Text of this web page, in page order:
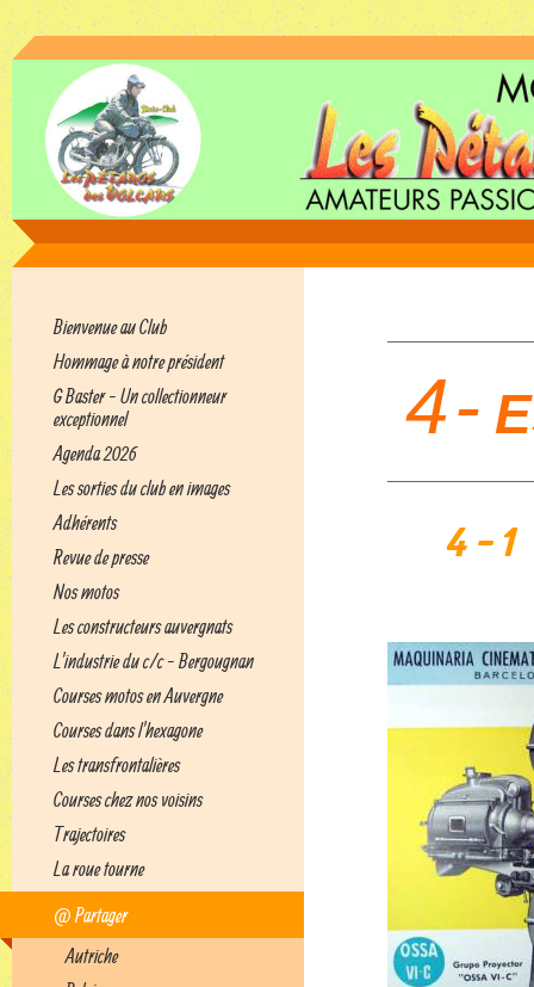
Bienvenue au Club
Hommage à notre président
G Baster - Un collectionneur
exceptionnel
Agenda 2026
Les sorties du club en images
Adhérents
Revue de presse
Nos motos
Les constructeurs auvergnats
L'industrie du c/c - Bergougnan
Courses motos en Auvergne
Courses dans l'hexagone
Les transfrontalières
Courses chez nos voisins
Trajectoires
La roue tourne
@ Partager
Autriche
4- E
4 - 1